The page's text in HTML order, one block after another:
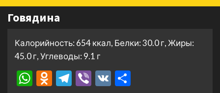
Говядина
Калорийность: 654 ккал, Белки: 30.0 г, Жиры:
45.0 г, Углеводы: 9.1 г
WhatsApp
Odnoklassniki
Telegram
Viber
VK